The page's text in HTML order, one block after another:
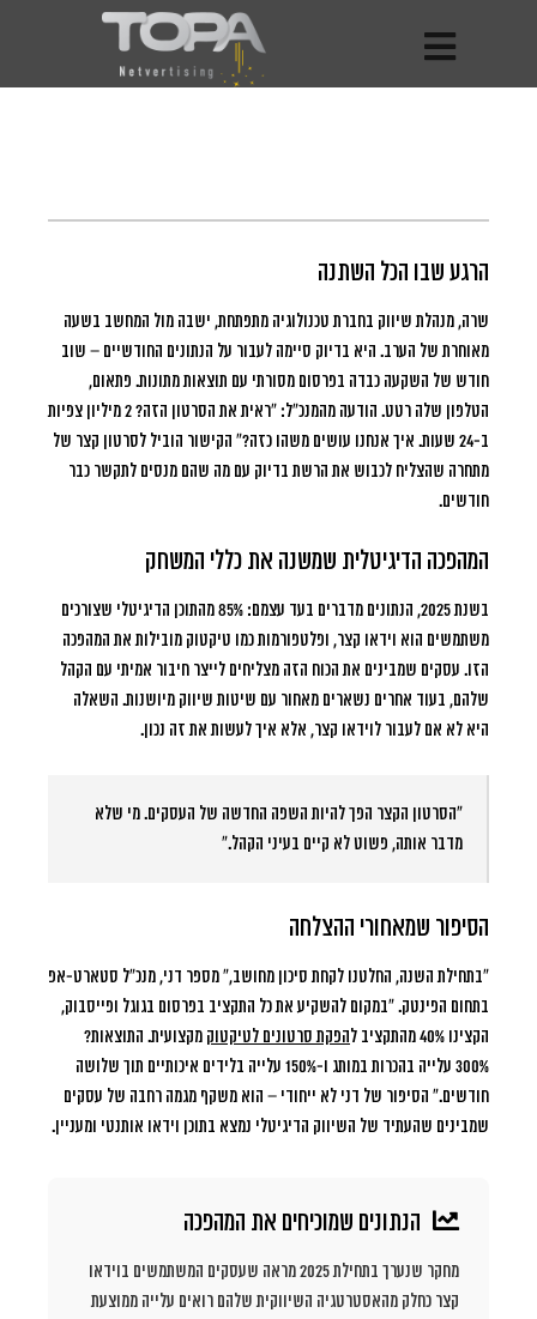
הרגע שבו הכל השתנה
שרה, מנהלת שיווק בחברת טכנולוגיה מתפתחת, ישבה מול המחשב בשעה
מאוחרת של הערב. היא בדיוק סיימה לעבור על הנתונים החודשיים – שוב
חודש של השקעה כבדה בפרסום מסורתי עם תוצאות מתונות. פתאום,
הטלפון שלה רטט. הודעה מהמנכ”ל: “ראית את הסרטון הזה? 2 מיליון צפיות
ב-24 שעות. איך אנחנו עושים משהו כזה?” הקישור הוביל לסרטון קצר של
מתחרה שהצליח לכבוש את הרשת בדיוק עם מה שהם מנסים לתקשר כבר
חודשים.
המהפכה הדיגיטלית שמשנה את כללי המשחק
בשנת 2025, הנתונים מדברים בעד עצמם:
85% מהתוכן הדיגיטלי שצורכים
משתמשים הוא וידאו קצר, ופלטפורמות כמו טיקטוק מובילות את המהפכה
הזו. עסקים שמבינים את הכוח הזה מצליחים לייצר חיבור אמיתי עם הקהל
שלהם, בעוד אחרים נשארים מאחור עם שיטות שיווק מיושנות. השאלה
היא לא אם לעבור לוידאו קצר, אלא איך לעשות את זה נכון.
“הסרטון הקצר הפך להיות השפה החדשה של העסקים. מי שלא
מדבר אותה, פשוט לא קיים בעיני הקהל.”
הסיפור שמאחורי ההצלחה
“בתחילת השנה, החלטנו לקחת סיכון מחושב,”מספר דני, מנכ”ל סטארט-אפ
בתחום הפינטק. “במקום להשקיע את כל התקציב בפרסום בגוגל ופייסבוק,
הקצינו 40% מהתקציב ל
הפקת סרטונים לטיקטוק מקצועית. התוצאות?
300% עלייה בהכרות במותג ו-150% עלייה בלידים איכותיים תוך שלושה
חודשים.” הסיפור של דני לא ייחודי – הוא משקף מגמה רחבה של עסקים
שמבינים שהעתיד של השיווק הדיגיטלי נמצא בתוכן וידאו אותנטי ומעניין.
הנתונים שמוכיחים את המהפכה
מחקר שנערך בתחילת 2025 מראה שעסקים המשתמשים בוידאו
קצר כחלק מהאסטרטגיה השיווקית שלהם רואים עלייה ממוצעת